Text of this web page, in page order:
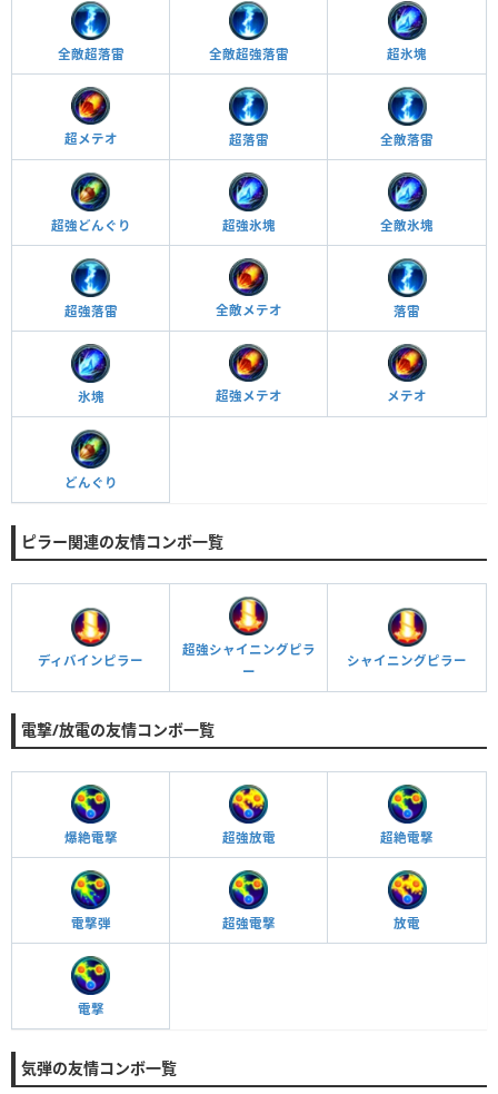
全敵超落雷 全敵超強落雷 超氷塊
超メテオ 超落雷 全敵落雷
超強どんぐり 超強氷塊 全敵氷塊
超強落雷 全敵メテオ 落雷
氷塊 超強メテオ メテオ
どんぐり
ピラー関連の友情コンボ一覧
ディバインピラー
超強シャイニングピラ
ー
シャイニングピラー
電撃/放電の友情コンボ一覧
爆絶電撃 超強放電 超絶電撃
電撃弾 超強電撃 放電
電撃
気弾の友情コンボ一覧